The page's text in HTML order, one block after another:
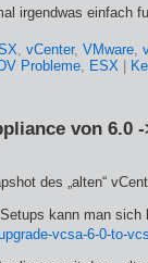
irgendwas einfach
, vCenter, VMware,
Probleme, ESX
von 6.0 -
des „alten“
kann man sich
vcsa-6-0-to-